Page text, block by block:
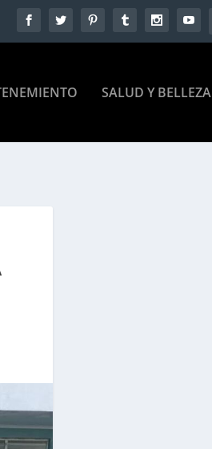
SALUD Y BELLEZA